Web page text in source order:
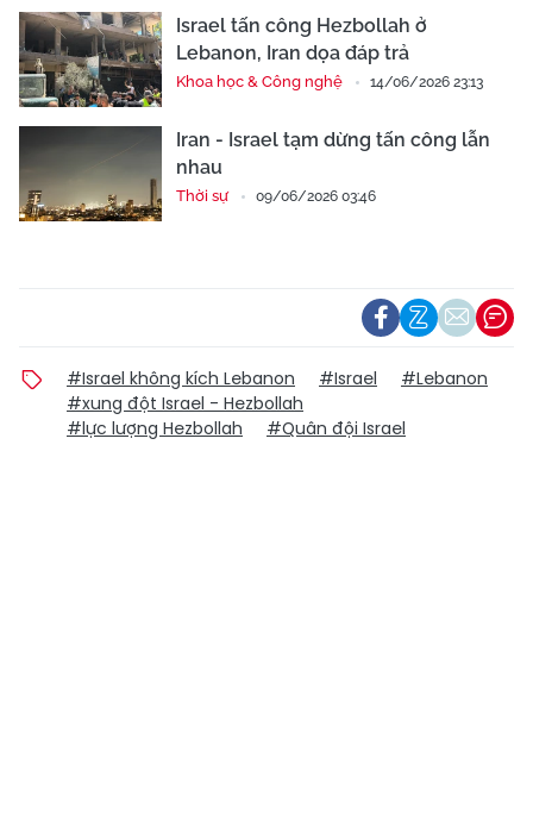
Israel tấn công Hezbollah ở
Lebanon, Iran dọa đáp trả
Khoa học & Công nghệ 14/06/2026 23:13
Iran - Israel tạm dừng tấn công lẫn
nhau
Thời sự 09/06/2026 03:46
#Israel không kích Lebanon #Israel
#Lebanon
#xung đột Israel - Hezbollah
#lực lượng Hezbollah
#Quân đội Israel